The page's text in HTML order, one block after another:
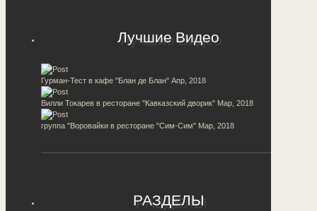
Лучшие Видео
Гурман-Тест в кафе "Блан де Блан" Апр, 2018
Вилли Токарев в ресторане "Кавказский дворик" Мар, 2018
группа "Воровайки в ресторане "Сим-Сим" Мар, 2018
РАЗДЕЛЫ